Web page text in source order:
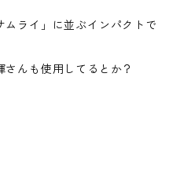
ムライ」に並ぶインパクトで
んも使用してるとか？